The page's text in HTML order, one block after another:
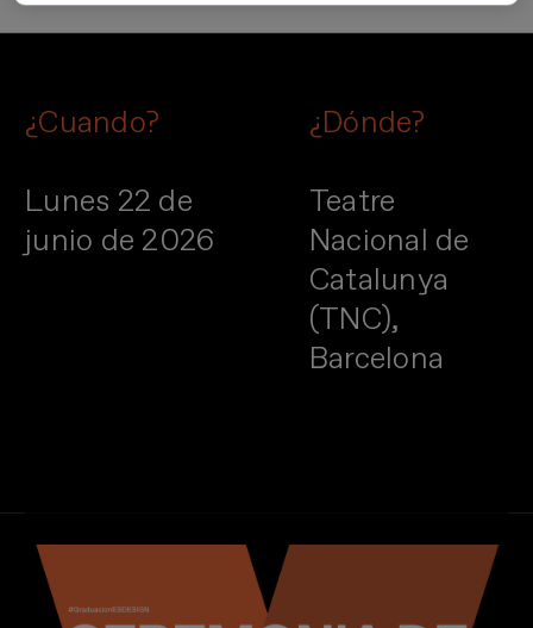
¿Cuando?
Lunes 22 de
junio de 2026
¿Dónde?
Teatre
Nacional de
Catalunya
(TNC),
Barcelona
Imagen